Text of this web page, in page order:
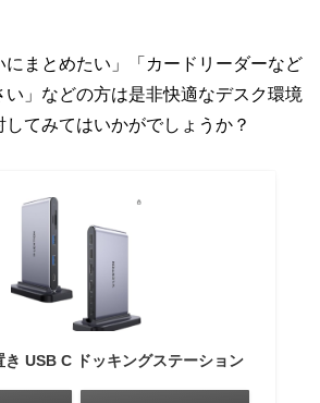
にまとめたい」「カードリーダーなど
い」などの方は是非快適なデスク環境
てみてはいかがでしょうか？
き USB C ドッキングステーション